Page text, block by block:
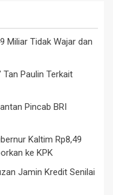
Miliar Tidak Wajar dan
Tan Paulin Terkait
Pincab BRI
Kaltim Rp8,49
ke KPK
Jamin Kredit Senilai